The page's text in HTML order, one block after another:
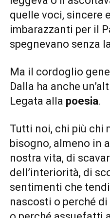
quelle voci, sincere
imbarazzanti per il
spegnevano senza
Ma il cordoglio
Dalla ha anche
Legata alla poesia.
Tutti noi, chi più chi
bisogno, almeno in
nostra vita, di
dell’interiorità, di
sentimenti che
nascosti o perché